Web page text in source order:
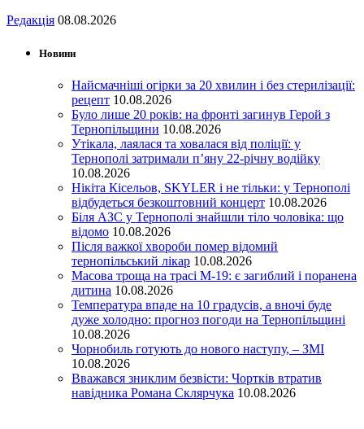
Редакція 08.08.2026
Новини
Найсмачніші огірки за 20 хвилин і без стерилізації:
рецепт 10.08.2026
Було лише 20 років: на фронті загинув Герой з
Тернопільщини 10.08.2026
Утікала, лаялася та ховалася від поліції: у
Тернополі затримали п’яну 22-річну водійку
10.08.2026
Нікіта Кісельов, SKYLER і не тільки: у Тернополі
відбудеться безкоштовний концерт 10.08.2026
Біля АЗС у Тернополі знайшли тіло чоловіка: що
відомо 10.08.2026
Після важкої хвороби помер відомий
тернопільський лікар 10.08.2026
Масова троща на трасі М-19: є загиблий і поранена
дитина 10.08.2026
Температура впаде на 10 градусів, а вночі буде
дуже холодно: прогноз погоди на Тернопільщині
10.08.2026
Чорнобиль готують до нового наступу, – ЗМІ
10.08.2026
Вважався зниклим безвісти: Чортків втратив
навідника Романа Склярчука 10.08.2026